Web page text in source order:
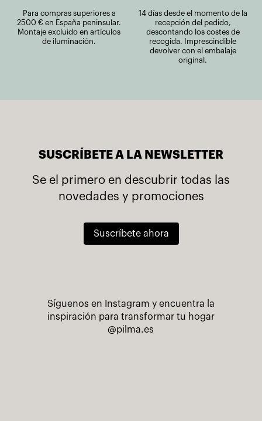
Para compras superiores a
2500 € en España peninsular.
Montaje excluido en artículos
de iluminación.
14 días desde el momento de la
recepción del pedido,
descontando los costes de
recogida. Imprescindible
devolver con el embalaje
original.
SUSCRÍBETE A LA NEWSLETTER
Se el primero en descubrir todas las
novedades y promociones
Suscríbete ahora
Síguenos en Instagram y encuentra la
inspiración para transformar tu hogar
@pilma.es